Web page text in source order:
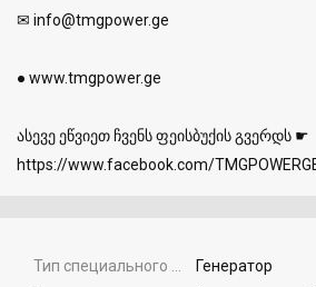
✉ info@tmgpower.ge
● www.tmgpower.ge
ასევე ეწვიეთ ჩვენს ფეისბუქის გვერდს ☛
https://www.facebook.com/
Генератор